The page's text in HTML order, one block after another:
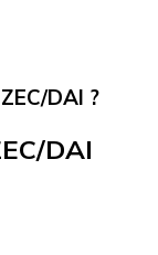
DAI ?
DAI